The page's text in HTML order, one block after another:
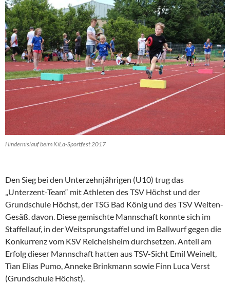
Hindernislauf beim KiLa-Sportfest 2017
Den Sieg bei den Unterzehnjährigen (U10) trug das
„Unterzent-Team“ mit Athleten des TSV Höchst und der
Grundschule Höchst, der TSG Bad König und des TSV Weiten-
Gesäß. davon. Diese gemischte Mannschaft konnte sich im
Staffellauf, in der Weitsprungstaffel und im Ballwurf gegen die
Konkurrenz vom KSV Reichelsheim durchsetzen. Anteil am
Erfolg dieser Mannschaft hatten aus TSV-Sicht Emil Weinelt,
Tian Elias Pumo, Anneke Brinkmann sowie Finn Luca Verst
(Grundschule Höchst).